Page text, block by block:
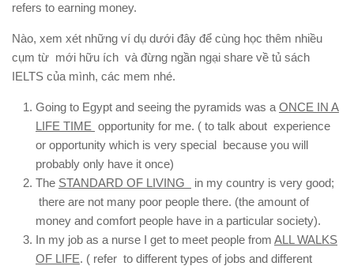
refers to earning money.
Nào, xem xét những ví dụ dưới đây để cùng học thêm nhiều
cụm từ mới hữu ích và đừng ngần ngại share về tủ sách
IELTS của mình, các mem nhé.
Going to Egypt and seeing the pyramids was a ONCE IN A
LIFE TIME opportunity for me. ( to talk about experience
or opportunity which is very special because you will
probably only have it once)
The STANDARD OF LIVING
in my country is very good;
there are not many poor people there. (the amount of
money and comfort people have in a particular society).
In my job as a nurse I get to meet people from ALL WALKS
OF LIFE. ( refer to different types of jobs and different